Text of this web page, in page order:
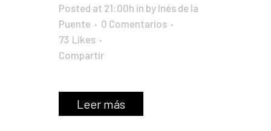
Posted at 21:00h in by Inés de la
Puente
0 Comentarios
73 Likes
Compartir
Leer más